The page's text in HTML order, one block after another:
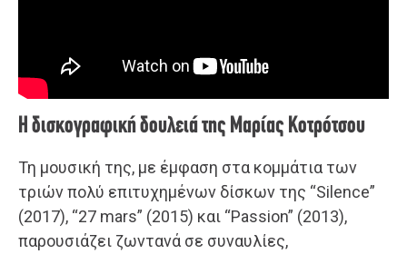
Η δισκογραφική δουλειά της Μαρίας Κοτρότσου
Τη μουσική της, με έμφαση στα κομμάτια των
τριών πολύ επιτυχημένων δίσκων της “Silence”
(2017), “27 mars” (2015) και “Passion” (2013),
παρουσιάζει ζωντανά σε συναυλίες,